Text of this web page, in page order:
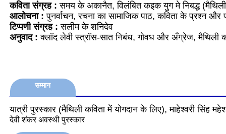
कविता संग्रह : समय के अकानैत, विलंबित कइक युग मे निबद्ध
आलोचना : पुनर्वाचन, रचना का सामाजिक पाठ, कविता के प्रश्न और
टिप्पणी संग्रह : सलीम के शनिदेव
अनुवाद : क्लॉद लेवी स्त्रॉस-सात निबंध, गोवध और अँग्रेज, मैथिली
सम्मान
यात्री पुरस्कार (मैथिली कविता में योगदान के लिए), माहेश्वरी सिंह
देवी शंकर अवस्थी पुरस्कार